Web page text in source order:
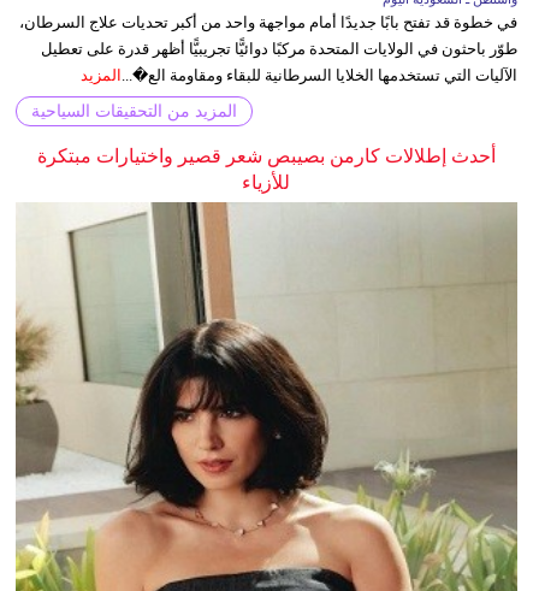
في خطوة قد تفتح بابًا جديدًا أمام مواجهة واحد من أكبر تحديات علاج السرطان،
طوّر باحثون في الولايات المتحدة مركبًا دوائيًّا تجريبيًّا أظهر قدرة على تعطيل
الآليات التي تستخدمها الخلايا السرطانية للبقاء ومقاومة الع�...
المزيد
المزيد من التحقيقات السياحية
أحدث إطلالات كارمن بصيبص شعر قصير واختيارات مبتكرة
للأزياء